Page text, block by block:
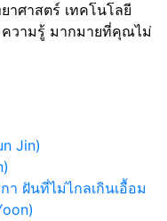
าศาสตร์ เทคโนโลยี
วามรู้ มากมายที่คุณไม่
Jin)
า ฝันที่ไม่ไกลเกินเอื้อม